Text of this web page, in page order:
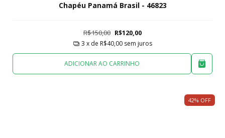
Chapéu Panamá Brasil - 46823
R$150,00 R$120,00
3 x de R$40,00 sem juros
ADICIONAR AO CARRINHO
42% OFF